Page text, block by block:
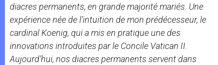
diacres permanents, en grande majorité mariés. Une
expérience née de l’intuition de mon prédécesseur, le
cardinal Koenig, qui a mis en pratique une des
innovations introduites par le Concile Vatican II.
Aujourd’hui, nos diacres permanents servent dans